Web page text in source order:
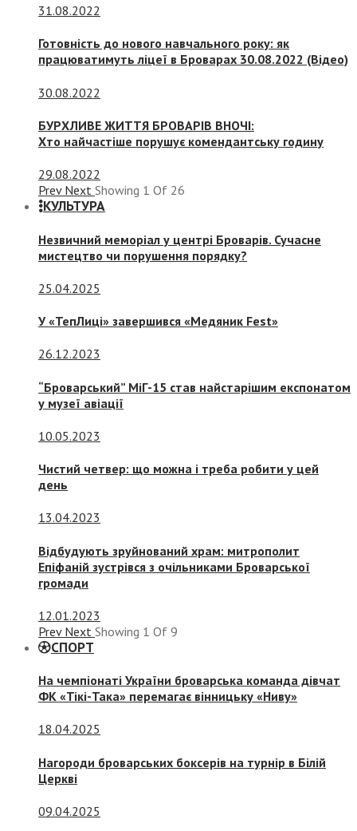
31.08.2022
Готовність до нового навчального року: як
працюватимуть ліцеї в Броварах 30.08.2022 (Відео)
30.08.2022
БУРХЛИВЕ ЖИТТЯ БРОВАРІВ ВНОЧІ:
Хто найчастіше порушує комендантську годину
29.08.2022
Prev Next Showing 1 Of 26
КУЛЬТУРА
Незвичний меморіал у центрі Броварів. Сучасне
мистецтво чи порушення порядку?
25.04.2025
У «ТепЛиці» завершився «Медяник Fest»
26.12.2023
“Броварський” МіГ-15 став найстарішим експонатом
у музеї авіації
10.05.2023
Чистий четвер: що можна і треба робити у цей
день
13.04.2023
Відбудують зруйнований храм: митрополит
Епіфаній зустрівся з очільниками Броварської
громади
12.01.2023
Prev Next Showing 1 Of 9
СПОРТ
На чемпіонаті України броварська команда дівчат
ФК «Тікі-Така» перемагає вінницьку «Ниву»
18.04.2025
Нагороди броварських боксерів на турнір в Білій
Церкві
09.04.2025